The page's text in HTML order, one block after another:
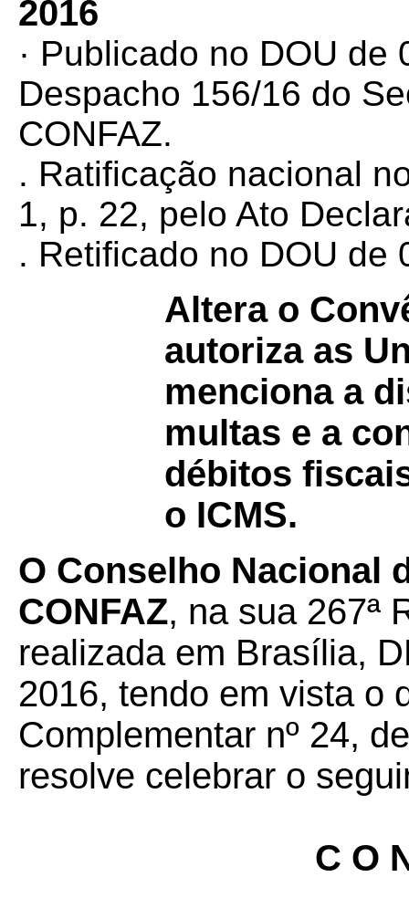
2016
· Publicado no DOU
Despacho 156/16 do
CONFAZ.
. Ratificação nacional
1, p. 22, pelo Ato
. Retificado no DOU de
Altera o
autoriza as
menciona a
multas e a
débitos
o ICMS.
O Conselho Nacional
CONFAZ, na sua 267ª
realizada em Brasília,
2016, tendo em vista o
Complementar nº 24,
resolve celebrar o
C O